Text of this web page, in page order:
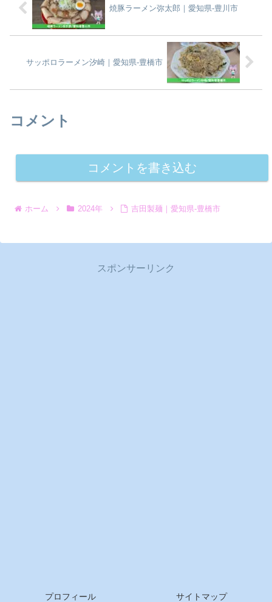
焼豚ラーメン弥太郎｜愛知県-豊川市
サッポロラーメン汐崎｜愛知県-豊橋市
コメント
コメントを書き込む
ホーム 2024年 吉田製麺｜愛知県-豊橋市
スポンサーリンク
プロフィール サイトマップ